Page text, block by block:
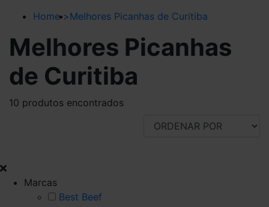
Home>Melhores Picanhas de Curitiba
Melhores Picanhas
de Curitiba
10 produtos encontrados
Marcas
Best Beef